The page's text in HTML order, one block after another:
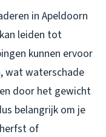
in Apeldoorn
leiden tot
kunnen ervoor
wat waterschade
door het gewicht
belangrijk om je
of